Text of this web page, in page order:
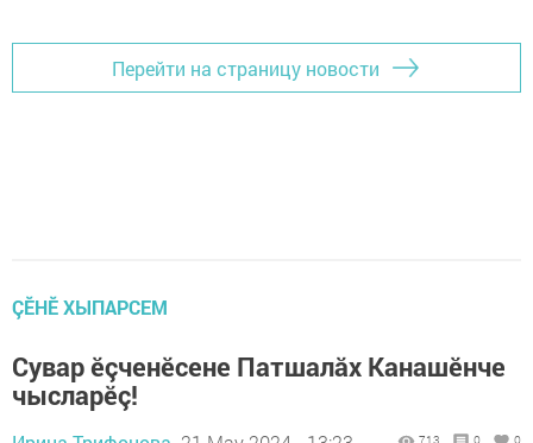
Перейти на страницу новости
ÇӖНӖ ХЫПАРСЕМ
Сувар ӗçченӗсене Патшалăх Канашӗнче
чысларӗç!